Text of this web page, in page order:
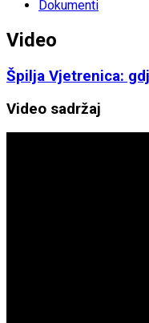
Dokumenti
Video
Špilja Vjetrenica:
Video sadržaj